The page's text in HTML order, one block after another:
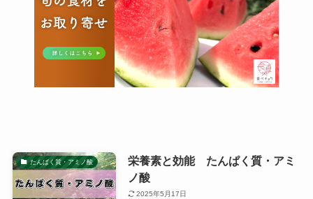
たんぱく質・アミノ酸
栄養素と効能 たんぱく質・アミ
ノ酸
2025年5月17日